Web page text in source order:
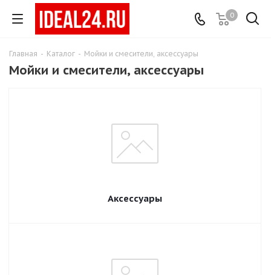
0
Главная - Каталог - Мойки и смесители, аксессуары
Мойки и смесители, аксессуары
Аксессуары